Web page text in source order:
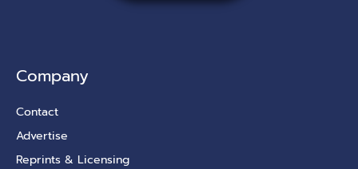
Company
Contact
Advertise
Reprints & Licensing